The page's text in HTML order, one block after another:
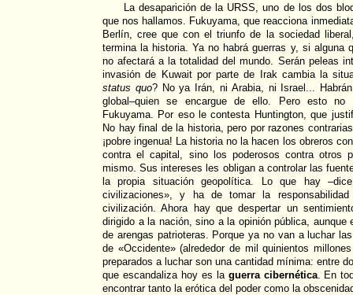
La desaparición de la URSS, uno de los dos
que nos hallamos. Fukuyama, que reacciona
Berlín, cree que con el triunfo de la sociedad
termina la historia. Ya no habrá guerras y, si alguna
no afectará a la totalidad del mundo. Serán peleas
invasión de Kuwait por parte de Irak cambia la
status quo? No ya Irán, ni Arabia, ni Israel...
global–quien se encargue de ello. Pero esto no
Fukuyama. Por eso le contesta Huntington, que
No hay final de la historia, pero por razones
¡pobre ingenua! La historia no la hacen los obreros
contra el capital, sino los poderosos contra otros
mismo. Sus intereses les obligan a controlar las
la propia situación geopolítica. Lo que hay
civilizaciones», y ha de tomar la
civilización. Ahora hay que despertar un
dirigido a la nación, sino a la opinión pública, aunque
de arengas patrioteras. Porque ya no van a luchar
de «Occidente» (alrededor de mil quinientos
preparados a luchar son una cantidad mínima: entre
que escandaliza hoy es la guerra cibernética. En
encontrar tanto la erótica del poder como la